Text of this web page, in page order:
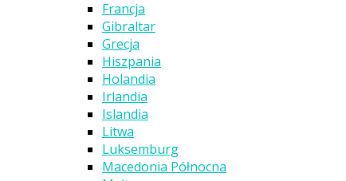
Francja
Gibraltar
Grecja
Hiszpania
Holandia
Irlandia
Islandia
Litwa
Luksemburg
Macedonia Północna